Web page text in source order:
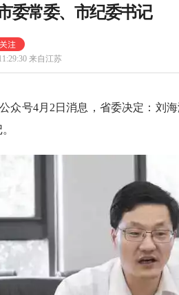
委常委、市纪委书记
来自江苏
众号4月2日消息，省委决定：刘